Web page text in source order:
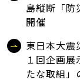
島縦断「防
開催
東日本大震
１回企画
たな取組」